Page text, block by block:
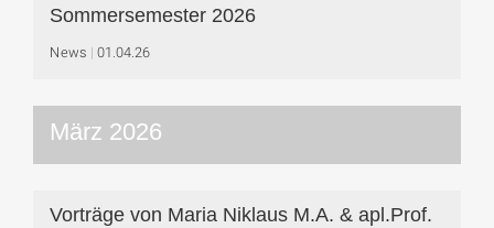
Sommersemester 2026
News 01.04.26
März 2026
Vorträge von Maria Niklaus M.A. & apl.Prof.